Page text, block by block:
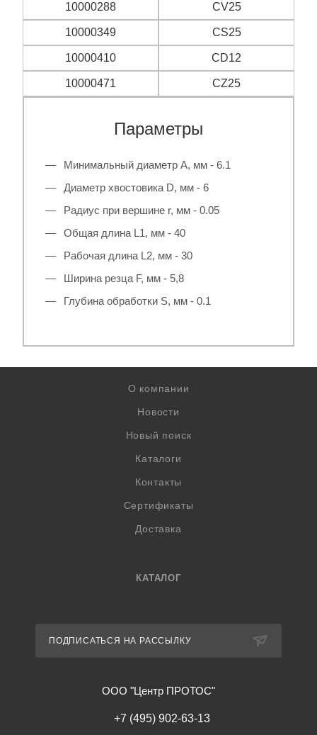
10000288 CV25
10000349 CS25
10000410 CD12
10000471 CZ25
Параметры
Минимальный диаметр A, мм - 6.1
Диаметр хвостовика D, мм - 6
Радиус при вершине r, мм - 0.05
Общая длина L1, мм - 40
Рабочая длина L2, мм - 30
Ширина резца F, мм - 5,8
Глубина обработки S, мм - 0.1
О компании
Новости
Новый поиск
Каталоги
Контакты
Сертификаты
Доставка
КАТАЛОГ
ПОДПИСАТЬСЯ НА РАССЫЛКУ
ООО "Центр ПРОТОС"
+7 (495) 902-63-13